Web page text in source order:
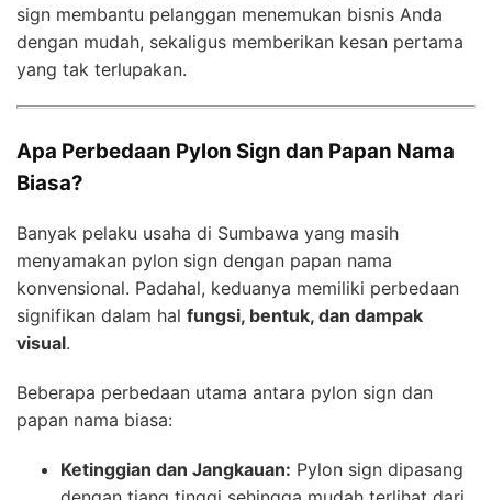
sign membantu pelanggan menemukan bisnis Anda
dengan mudah, sekaligus memberikan kesan pertama
yang tak terlupakan.
Apa Perbedaan Pylon Sign dan Papan Nama
Biasa?
Banyak pelaku usaha di Sumbawa yang masih
menyamakan pylon sign dengan papan nama
konvensional. Padahal, keduanya memiliki perbedaan
signifikan dalam hal fungsi, bentuk, dan dampak
visual.
Beberapa perbedaan utama antara pylon sign dan
papan nama biasa:
Ketinggian dan Jangkauan: Pylon sign dipasang